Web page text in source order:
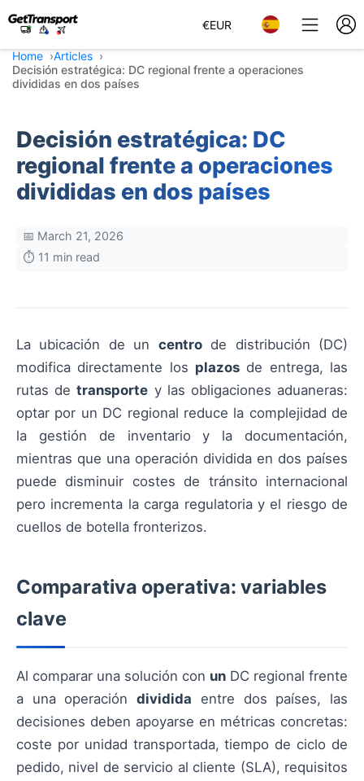
€EUR
Home
Articles
Decisión estratégica: DC regional frente a operaciones
divididas en dos países
Decisión estratégica: DC
regional frente a operaciones
divididas en dos países
📅 March 21, 2026
⏱️ 11 min read
La ubicación de un centrode distribución (DC)
modifica directamente los plazos de entrega, las
rutas detransporte y las obligaciones aduaneras:
optar por un DC regional reduce la complejidad de
la gestión de inventario y la documentación,
mientras que una operación dividida en dos países
puede disminuir costes de tránsito internacional
pero incrementa la carga regulatoria y el riesgo de
cuellos de botella fronterizos.
Comparativa operativa: variables
clave
Al comparar una solución con un DC regional frente
a una operacióndividida entre dos países, las
decisiones deben apoyarse en métricas concretas:
coste por unidad transportada, tiempo de ciclo de
pedido, nivel de servicio al cliente (SLA), requisitos